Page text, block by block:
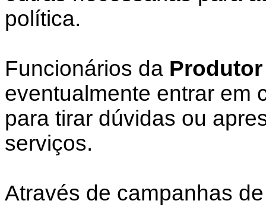
política.
Funcionários da
eventualmente entrar em
para tirar dúvidas ou
serviços.
Através de campanhas